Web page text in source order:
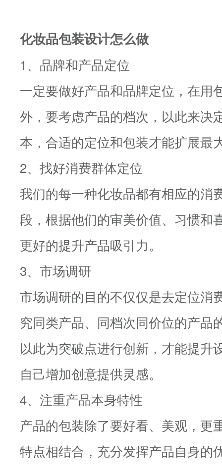
化妆品包装设计怎么做
1、品牌和产品定位
一定要做好产品和品牌定位，在用
外，要考虑产品的档次，以此来决
本，合适的定位和包装才能扩展最
2、找好消费群体定位
我们的每一种化妆品都有相应的消
段，根据他们的审美价值、习惯和
更好的提升产品吸引力。
3、市场调研
市场调研的目的不仅仅是去定位消
究同类产品、同档次同价位的产品
以此为突破点进行创新，才能提升
自己增加创意提供灵感。
4、注重产品本身特性
产品的包装除了要好看、美观，更
特点相结合，充分发挥产品自身的